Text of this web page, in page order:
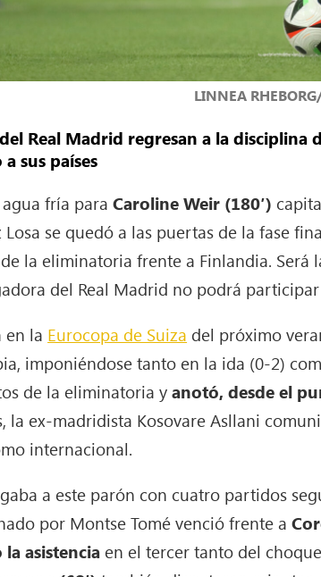
LINNEA
Real Madrid regresan a la
sus países
fría paraCaroline Weir (180′)
se quedó a las puertas de la fase
de la eliminatoria frente a Finlandia. Será
del Real Madrid no podrá
en la Eurocopa de Suiza del próximo
imponiéndose tanto en la ida (0-2)
de la eliminatoria yanotó, desde el
la ex-madridista Kosovare Asllani
internacional.
a este parón con cuatro partidos
por Montse Tomé venció frente a
asistencia en el tercer tanto del